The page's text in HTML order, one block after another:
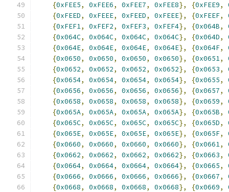
{0xFEE5, 0xFEE6, 0xFEE7, 0xFEE8}, {0xFEE9,
{0xFEED, 0xFEEE, 0xFEED, 0xFEEE}, {0xFEEF,
{0xFEF1, 0xFEF2, 0xFEF3, 0xFEF4}, {0x064B,
{0x064C, 0x064C, 0x064C, 0x064C}, {0x064D,
{0x064E, 0x064E, 0x064E, 0x064E}, {0x064F,
{0x0650, 0x0650, 0x0650, 0x0650}, {0x0651,
{0x0652, 0x0652, 0x0652, 0x0652}, {0x0653,
{0x0654, 0x0654, 0x0654, 0x0654}, {0x0655,
{0x0656, 0x0656, 0x0656, 0x0656}, {0x0657,
{0x0658, 0x0658, 0x0658, 0x0658}, {0x0659,
{0x065A, 0x065A, 0x065A, 0x065A}, {0x065B,
{0x065C, 0x065C, 0x065C, 0x065C}, {0x065D,
{0x065E, 0x065E, 0x065E, 0x065E}, {0x065F,
{0x0660, 0x0660, 0x0660, 0x0660}, {0x0661,
{0x0662, 0x0662, 0x0662, 0x0662}, {0x0663,
{0x0664, 0x0664, 0x0664, 0x0664}, {0x0665,
{0x0666, 0x0666, 0x0666, 0x0666}, {0x0667,
{0x0668, 0x0668, 0x0668, 0x0668}, {0x0669,